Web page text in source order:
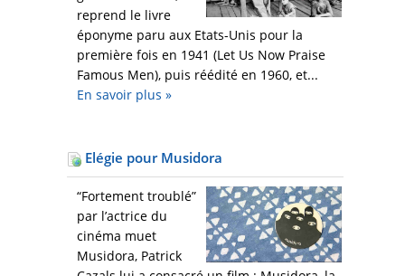
reprend le livre
éponyme paru aux Etats-Unis pour la
première fois en 1941 (Let Us Now Praise
Famous Men), puis réédité en 1960, et...
En savoir plus »
Elégie pour Musidora
“Fortement troublé”
par l’actrice du
cinéma muet
Musidora, Patrick